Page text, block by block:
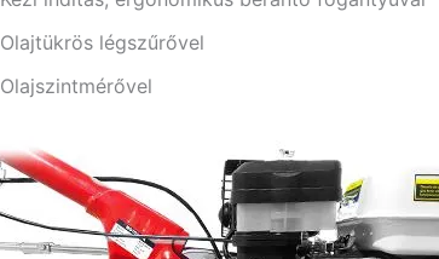
Olajtükrös légszűrővel
Olajszintmérővel